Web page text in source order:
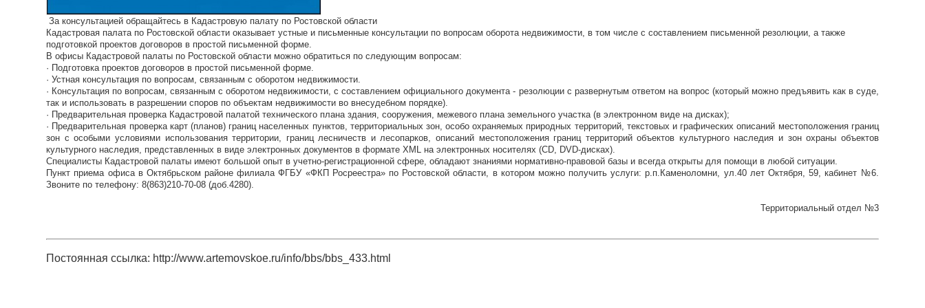
За консультацией обращайтесь в Кадастровую палату по Ростовской области
Кадастровая палата по Ростовской области оказывает устные и письменные консультации по вопросам оборота недвижимости, в том числе с составлением письменной резолюции, а также
подготовкой проектов договоров в простой письменной форме.
В офисы Кадастровой палаты по Ростовской области можно обратиться по следующим вопросам:
· Подготовка проектов договоров в простой письменной форме.
· Устная консультация по вопросам, связанным с оборотом недвижимости.
· Консультация по вопросам, связанным с оборотом недвижимости, с составлением официального документа - резолюции с развернутым ответом на вопрос (который можно предъявить как в суде,
так и использовать в разрешении споров по объектам недвижимости во внесудебном порядке).
· Предварительная проверка Кадастровой палатой технического плана здания, сооружения, межевого плана земельного участка (в электронном виде на дисках);
· Предварительная проверка карт (планов) границ населенных пунктов, территориальных зон, особо охраняемых природных территорий, текстовых и графических описаний местоположения границ
зон с особыми условиями использования территории, границ лесничеств и лесопарков, описаний местоположения границ территорий объектов культурного наследия и зон охраны объектов
культурного наследия, представленных в виде электронных документов в формате ХМL на электронных носителях (СD, DVD-дисках).
Специалисты Кадастровой палаты имеют большой опыт в учетно-регистрационной сфере, обладают знаниями нормативно-правовой базы и всегда открыты для помощи в любой ситуации.
Пункт приема офиса в Октябрьском районе филиала ФГБУ «ФКП Росреестра» по Ростовской области, в котором можно получить услуги: р.п.Каменоломни, ул.40 лет Октября, 59, кабинет №6.
Звоните по телефону: 8(863)210-70-08 (доб.4280).
Территориальный отдел №3
Постоянная ссылка: http://www.artemovskoe.ru/info/bbs/bbs_433.html